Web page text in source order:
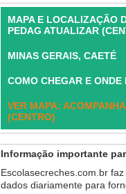
MAPA E LOCALIZAÇÃO
PEDAG ATUALIZAR
MINAS GERAIS, CAETÉ
COMO CHEGAR E ONDE
VER MAPA:
(CENTRO)
Informação importante
Escolasecreches.com.br
dados diariamente para